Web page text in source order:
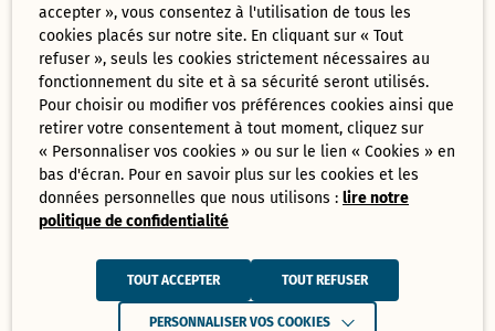
accepter », vous consentez à l'utilisation de tous les
cookies placés sur notre site. En cliquant sur « Tout
refuser », seuls les cookies strictement nécessaires au
fonctionnement du site et à sa sécurité seront utilisés.
Pour choisir ou modifier vos préférences cookies ainsi que
retirer votre consentement à tout moment, cliquez sur
« Personnaliser vos cookies » ou sur le lien « Cookies » en
bas d'écran. Pour en savoir plus sur les cookies et les
données personnelles que nous utilisons :lire notre
politique de confidentialité
TOUT ACCEPTER TOUT REFUSER
PERSONNALISER VOS COOKIES